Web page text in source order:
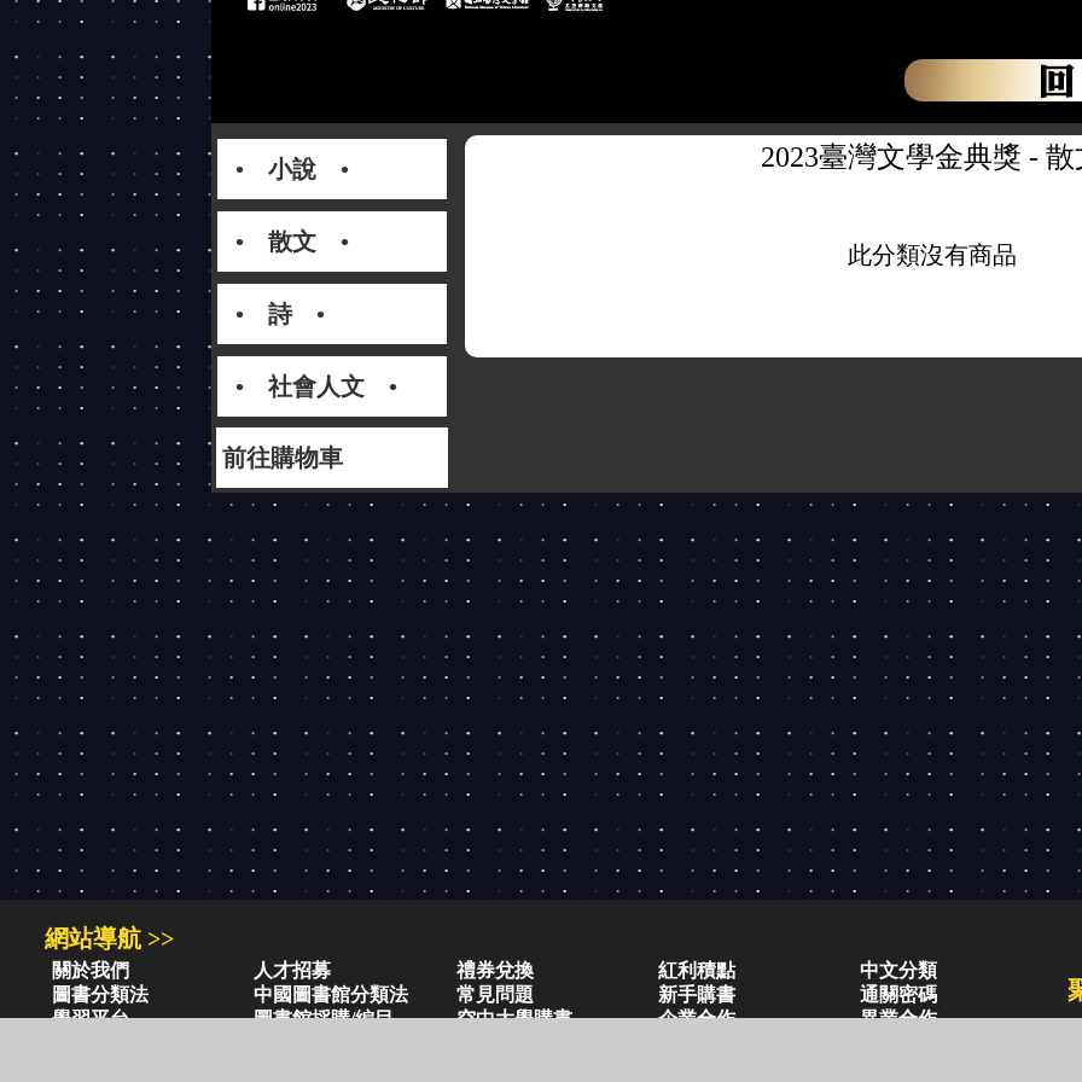
• 小說 •
• 散文 •
• 詩 •
• 社會人文 •
前往購物車
2023臺灣文學金典獎 - 散
此分類沒有商品
網站導航 >>
關於我們 人才招募 禮券兌換 紅利積點
中文分類
圖書分類法
中國圖書館分類法 常見問題 新手購書
通關密碼
學習平台
圖書館採購/編目 空中大學購書 企業合作
異業合作